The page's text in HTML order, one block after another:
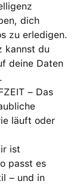
dich
zu erledigen.
kannst du
deine Daten
– Das
läuft oder
ist
passt es
– und in